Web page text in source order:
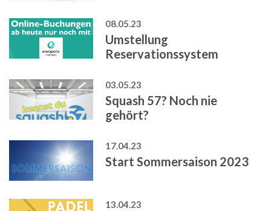
08.05.23
Umstellung
Reservationssystem
03.05.23
Squash 57? Noch nie
gehört?
17.04.23
Start Sommersaison 2023
13.04.23